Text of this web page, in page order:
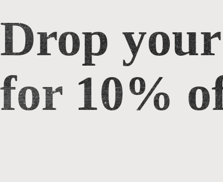
Drop
for 10%